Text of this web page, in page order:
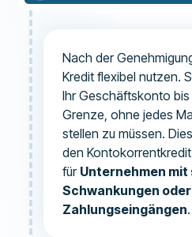
Nach der
Kredit flexibel nutzen.
Ihr Geschäftskonto
Grenze, ohne jedes
stellen zu müssen.
den
für Unternehmen mit
Schwankungen
Zahlungseingängen.